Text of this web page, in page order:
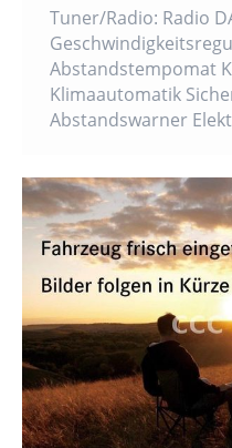
Tuner/Radio: Radio
Abstandstempomat
Klimaautomatik
Abstandswarner